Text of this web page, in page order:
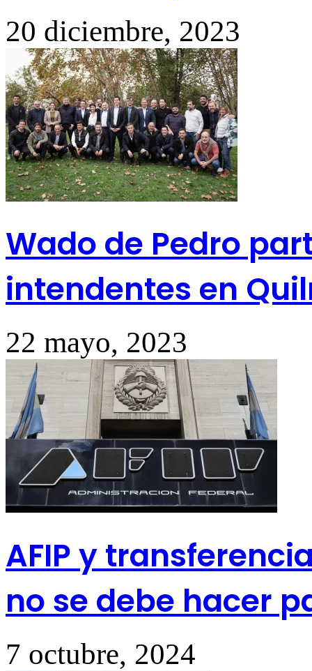
20 diciembre, 2023
Wado de Pedro
intendentes en
22 mayo, 2023
AFIP y
no se debe hacer
7 octubre, 2024